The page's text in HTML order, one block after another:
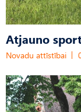
Atjauno
Novadu attīstībai